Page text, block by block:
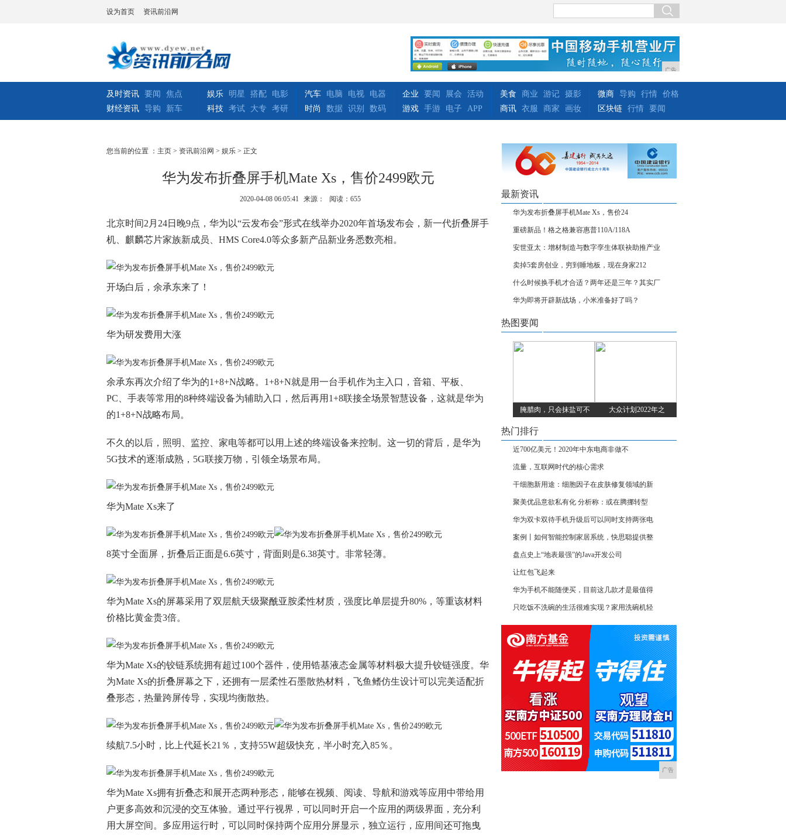
设为首页 资讯前沿网
广告
及时资讯 要闻
焦点
财经资讯 导购 新车
娱乐 明星 搭配
电影
科技 考试 大专 考研
汽车 电脑 电视
电器
时尚
数据 识别 数码
企业 要闻 展会
活动
游戏 手游 电子 APP
美食 商业 游记 摄影
商讯 衣服 商家 画妆
微商 导购 行情 价格
区块链 行情 要闻
您当前的位置 ： 主页 > 资讯前沿网 > 娱乐 > 正文
华为发布折叠屏手机Mate Xs，售价2499欧元
2020-04-08 06:05:41 来源： 阅读：655
北京时间2月24日晚9点，华为以“云发布会”形式在线举办2020年首场发布会，新一代折叠屏手
机、麒麟芯片家族新成员、HMS Core4.0等众多新产品新业务悉数亮相。
开场白后，余承东来了！
华为研发费用大涨
余承东再次介绍了华为的1+8+N战略。1+8+N就是用一台手机作为主入口，音箱、平板、
PC、手表等常用的8种终端设备为辅助入口，然后再用1+8联接全场景智慧设备，这就是华为
的1+8+N战略布局。
不久的以后，照明、监控、家电等都可以用上述的终端设备来控制。这一切的背后，是华为
5G技术的逐渐成熟，5G联接万物，引领全场景布局。
华为Mate Xs来了
8英寸全面屏，折叠后正面是6.6英寸，背面则是6.38英寸。非常轻薄。
华为Mate Xs的屏幕采用了双层航天级聚酰亚胺柔性材质，强度比单层提升80%，等重该材料
价格比黄金贵3倍。
华为Mate Xs的铰链系统拥有超过100个器件，使用锆基液态金属等材料极大提升铰链强度。华
为Mate Xs的折叠屏幕之下，还拥有一层柔性石墨散热材料，飞鱼鳍仿生设计可以完美适配折
叠形态，热量跨屏传导，实现均衡散热。
续航7.5小时，比上代延长21％，支持55W超级快充，半小时充入85％。
华为Mate Xs拥有折叠态和展开态两种形态，能够在视频、阅读、导航和游戏等应用中带给用
户更多高效和沉浸的交互体验。通过平行视界，可以同时开启一个应用的两级界面，充分利
用大屏空间。多应用运行时，可以同时保持两个应用分屏显示，独立运行，应用间还可拖曳
最新资讯
华为发布折叠屏手机Mate Xs，售价24
重磅新品！格之格兼容惠普110A/118A
安世亚太：增材制造与数字孪生体联袂助推产业
卖掉5套房创业，穷到睡地板，现在身家212
什么时候换手机才合适？两年还是三年？其实厂
华为即将开辟新战场，小米准备好了吗？
热图要闻
腌腊肉，只会抹盐可不 大众计划2022年之
热门排行
近700亿美元！2020年中东电商非做不
流量，互联网时代的核心需求
干细胞新用途：细胞因子在皮肤修复领域的新
聚美优品意欲私有化 分析称：或在腾挪转型
华为双卡双待手机升级后可以同时支持两张电
案例丨如何智能控制家居系统，快思聪提供整
盘点史上“地表最强”的Java开发公司
让红包飞起来
华为手机不能随便买，目前这几款才是最值得
只吃饭不洗碗的生活很难实现？家用洗碗机轻
广告